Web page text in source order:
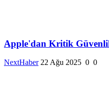
Apple'dan Kritik
NextHaber 22 Ağu 2025 0 0